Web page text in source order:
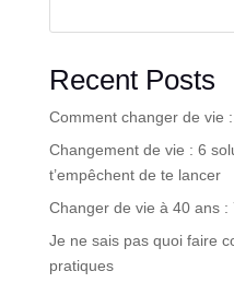
Recent Posts
Comment changer de vie
Changement de vie : 6
t’empêchent de te lancer
Changer de vie à 40 ans
Je ne sais pas quoi faire
pratiques